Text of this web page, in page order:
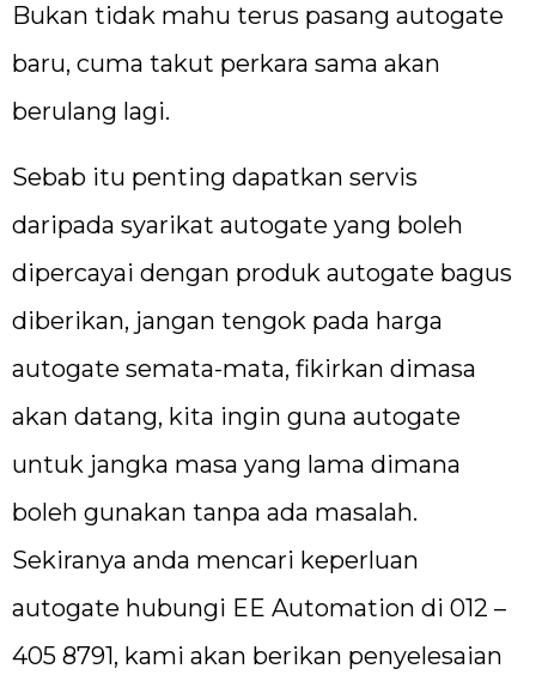
Bukan tidak mahu terus pasang autogate
baru, cuma takut perkara sama akan
berulang lagi.
Sebab itu penting dapatkan servis
daripada syarikat autogate yang boleh
dipercayai dengan produk autogate bagus
diberikan, jangan tengok pada harga
autogate semata-mata, fikirkan dimasa
akan datang, kita ingin guna autogate
untuk jangka masa yang lama dimana
boleh gunakan tanpa ada masalah.
Sekiranya anda mencari keperluan
autogate hubungi EE Automation di 012 –
405 8791, kami akan berikan penyelesaian